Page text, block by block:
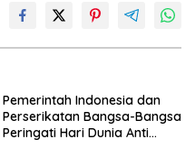
Pemerintah Indonesia dan
Perserikatan Bangsa-Bangsa
Peringati Hari Dunia Anti